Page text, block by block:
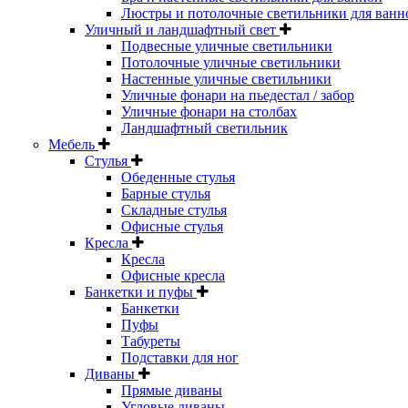
Люстры и потолочные светильники для
Уличный и ландшафтный свет
Подвесные уличные светильники
Потолочные уличные светильники
Настенные уличные светильники
Уличные фонари на пьедестал / забор
Уличные фонари на столбах
Ландшафтный светильник
Мебель
Стулья
Обеденные стулья
Барные стулья
Складные стулья
Офисные стулья
Кресла
Кресла
Офисные кресла
Банкетки и пуфы
Банкетки
Пуфы
Табуреты
Подставки для ног
Диваны
Прямые диваны